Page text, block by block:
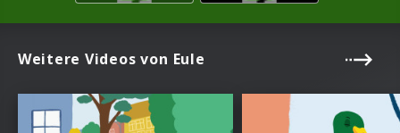
Weitere Videos von Eule